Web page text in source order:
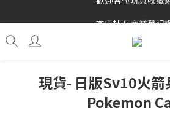
本店持有商業登記
接受消費券(支付寶HK/
現貨- 日版Sv10火箭
Pokemon